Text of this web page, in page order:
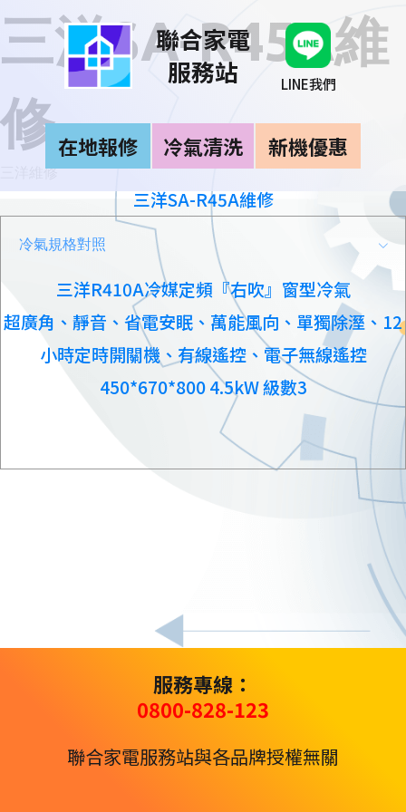
聯合家電
服務站
LINE我們
在地報修 冷氣清洗 新機優惠
三洋SA-R45A維
修
三洋維修
三洋SA-R45A維修
冷氣規格對照
三洋R410A冷媒定頻『右吹』窗型冷氣
超廣角、靜音、省電安眠、萬能風向、單獨除溼、12
小時定時開關機、有線遙控、電子無線遙控
450*670*800 4.5kW 級數3
服務專線：
0800-828-123
聯合家電服務站與各品牌授權無關